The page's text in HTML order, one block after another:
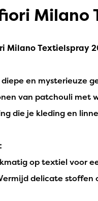
Society Milano
Milano Textielspray
en mysterieuze
van patchouli met
die je kleding en
op textiel voor
delicate